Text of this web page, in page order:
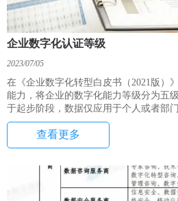
企业数字化认证等级
2023/07/05
在《企业数字化转型白皮书（2021版）
能力，将企业的数字化能力等级分为五
于起步阶段，数据仅应用于个人或者部
查看更多